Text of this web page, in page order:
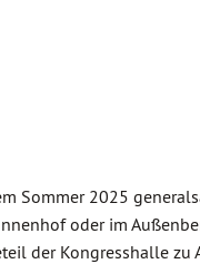
Sommer 2025
oder im
der Kongresshalle